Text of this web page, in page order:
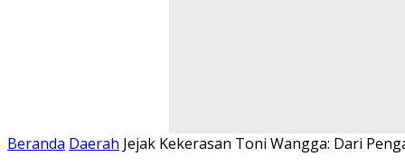
Beranda Daerah Jejak Kekerasan Toni Wangga: Dari